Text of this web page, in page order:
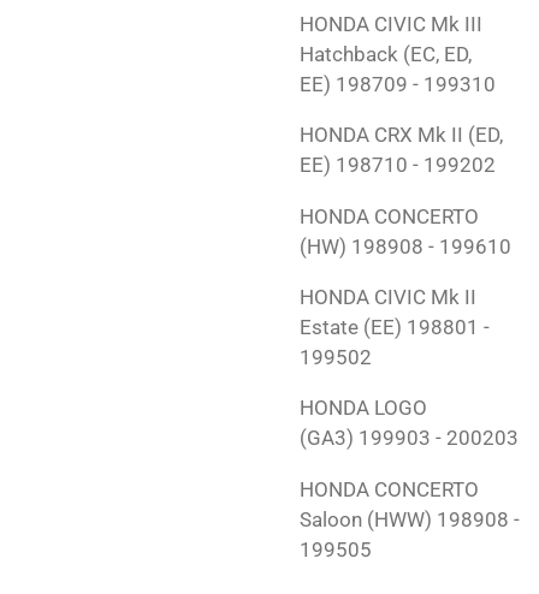
HONDA CIVIC Mk III
Hatchback (EC, ED,
EE) 198709 - 199310
HONDA CRX Mk II (ED,
EE) 198710 - 199202
HONDA CONCERTO
(HW) 198908 - 199610
HONDA CIVIC Mk II
Estate (EE) 198801 -
199502
HONDA LOGO
(GA3) 199903 - 200203
HONDA CONCERTO
Saloon (HWW) 198908 -
199505